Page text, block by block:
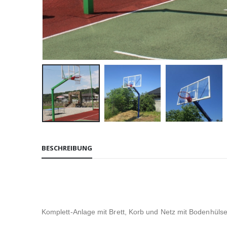
BESCHREIBUNG
Komplett-Anlage mit Brett, Korb und Netz mit